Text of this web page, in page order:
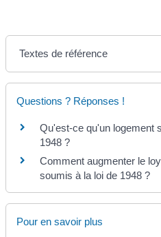
Textes de référence
Questions ? Réponses !
Qu'est-ce qu'un logement
1948 ?
Comment augmenter le
soumis à la loi de 1948 ?
Pour en savoir plus